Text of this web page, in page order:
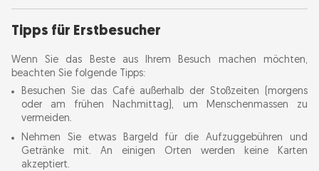
Tipps für Erstbesucher
Wenn Sie das Beste aus Ihrem Besuch machen möchten,
beachten Sie folgende Tipps:
Besuchen Sie das Café außerhalb der Stoßzeiten (morgens
oder am frühen Nachmittag), um Menschenmassen zu
vermeiden.
Nehmen Sie etwas Bargeld für die Aufzuggebühren und
Getränke mit. An einigen Orten werden keine Karten
akzeptiert.